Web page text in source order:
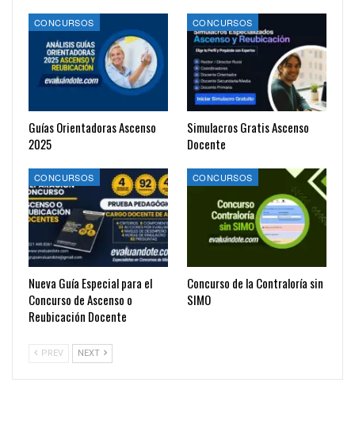
CONCURSOS
Guías Orientadoras Ascenso
2025
CONCURSOS
Simulacros Gratis Ascenso
Docente
CONCURSOS
Nueva Guía Especial para el
Concurso de Ascenso o
Reubicación Docente
CONCURSOS
Concurso de la Contraloría sin
SIMO
PREV NEXT